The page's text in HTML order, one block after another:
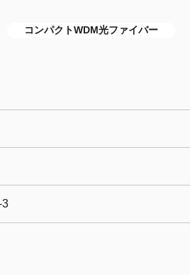
コンパクトWDM光ファイバー
3